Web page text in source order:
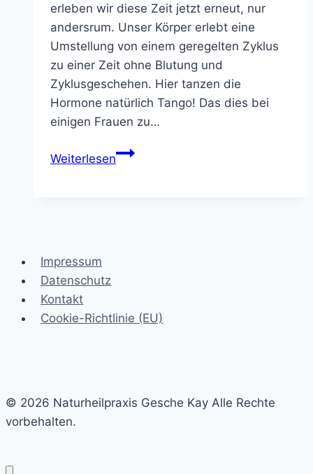
erleben wir diese Zeit jetzt erneut, nur
andersrum. Unser Körper erlebt eine
Umstellung von einem geregelten Zyklus
zu einer Zeit ohne Blutung und
Zyklusgeschehen. Hier tanzen die
Hormone natürlich Tango! Das dies bei
einigen Frauen zu…
WeiterlesenWarum
haben
Impressum
Datenschutz
Kontakt
Cookie-Richtlinie (EU)
© 2026 Naturheilpraxis Gesche Kay Alle Rechte
vorbehalten.